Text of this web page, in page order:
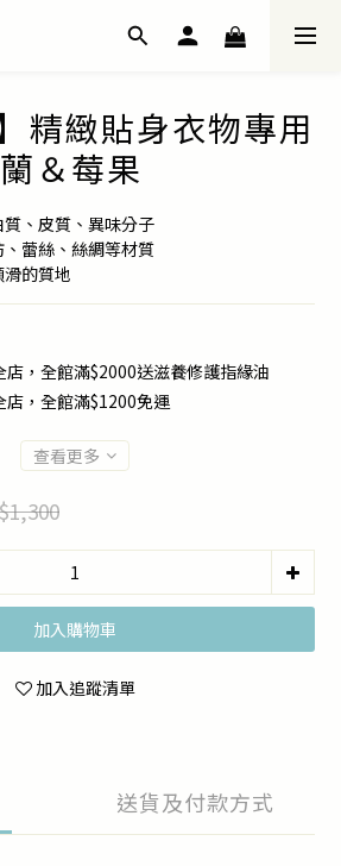
精緻貼身衣物專用
＆莓果
、皮質、異味分子
蕾絲、絲綢等材質
的質地
店，全館滿$2000送滋養修護指緣油
店，全館滿$1200免運
查看更多
加入購物車
加入追蹤清單
送貨及付款方式